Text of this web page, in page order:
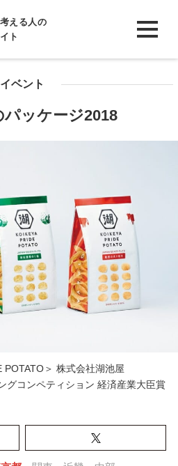
える人の
ト
イベント
パッケージ2018
POTATO＞ 株式会社湖池屋
グコンペティション 経済産業大臣賞